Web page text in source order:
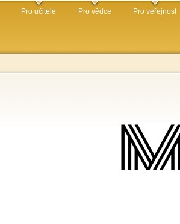
Pro učitele Pro vědce Pro veřejnost